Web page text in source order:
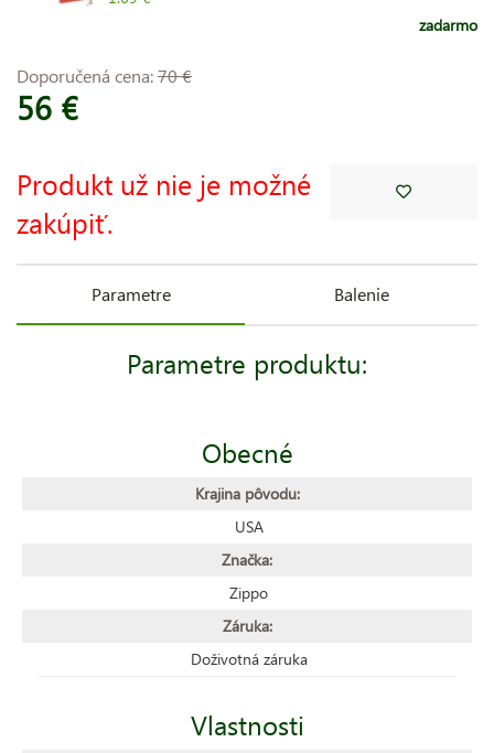
zadarmo
Doporučená cena:70 €
56 €
Produkt už nie je možné
zakúpiť.
Parametre Balenie
Parametre produktu:
Obecné
Krajina pôvodu:
USA
Značka:
Zippo
Záruka:
Doživotná záruka
Vlastnosti